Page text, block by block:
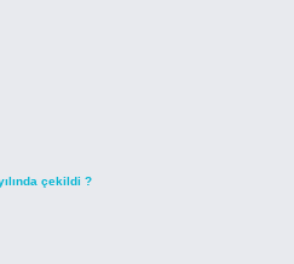
çekildi ?